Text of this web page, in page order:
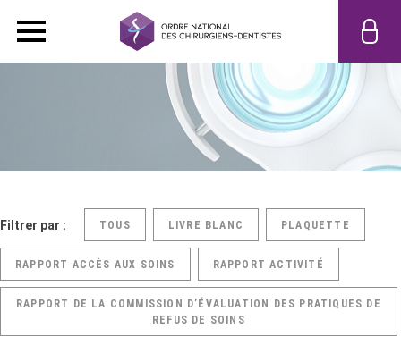
Filtrer par : TOUS LIVRE BLANC PLAQUETTE
RAPPORT ACCÈS AUX SOINS RAPPORT ACTIVITÉ
RAPPORT DE LA COMMISSION D’ÉVALUATION DES PRATIQUES DE
REFUS DE SOINS